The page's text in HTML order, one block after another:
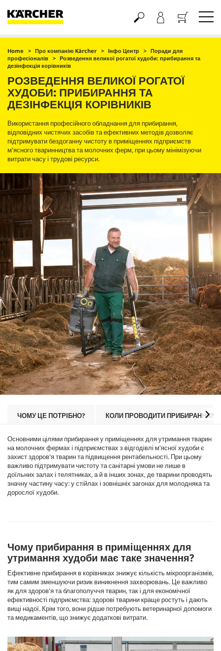
Кошик
Home Про компанію Kärcher Інфо Центр
Поради для
професіоналів
Розведення великої рогатої худоби: прибирання та
дезінфекція корівників
РОЗВЕДЕННЯ ВЕЛИКОЇ РОГАТОЇ
ХУДОБИ: ПРИБИРАННЯ ТА
ДЕЗІНФЕКЦІЯ КОРІВНИКІВ
Використання професійного обладнання для прибирання,
відповідних чистячих засобів та ефективних методів дозволяє
підтримувати бездоганну чистоту в приміщеннях підприємств
м'ясного тваринництва та молочних ферм, при цьому мінімізуючи
витрати часу і трудові ресурси.
ЧОМУ ЦЕ ПОТРІБНО? КОЛИ ПРОВОДИТИ ПРИБИРАННЯ?
Основними цілями прибирання у приміщеннях для утримання тварин
на молочних фермах і підприємствах з відгодівлі м'ясної худоби є
захист здоров'я тварин та підвищення рентабельності. При цьому
важливо підтримувати чистоту та санітарні умови не лише в
доїльних залах і телятниках, а й в інших зонах, де тварини проводять
значну частину часу: у стійлах і зовнішніх загонах для молодняка та
дорослої худоби.
Чому прибирання в приміщеннях для
утримання худоби має таке значення?
Ефективне прибирання в корівниках знижує кількість мікроорганізмів,
тим самим зменшуючи ризик виникнення захворювань. Це важливо
як для здоров'я та благополуччя тварин, так і для економічної
ефективності підприємства: здорові тварини краще ростуть і дають
вищі надої. Крім того, вони рідше потребують ветеринарної допомоги
та медикаментів, що знижує додаткові витрати.